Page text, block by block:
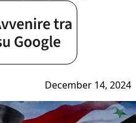
December 14, 2024